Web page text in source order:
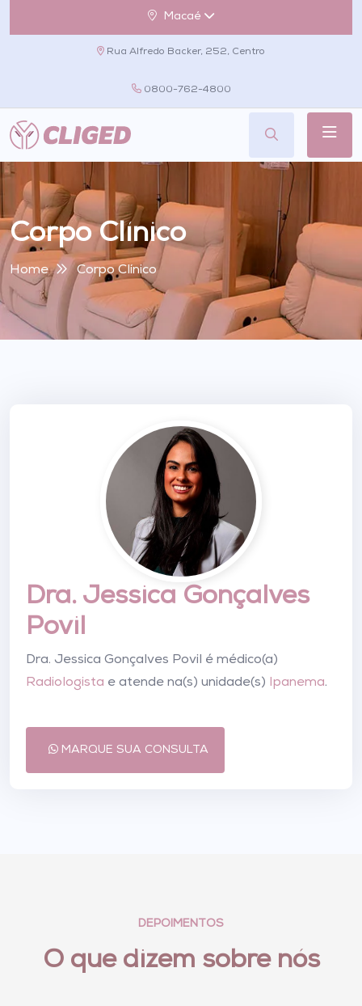
Macaé
Rua Alfredo Backer, 252, Centro
0800-762-4800
Corpo Clínico
Home Corpo Clínico
Dra. Jessica Gonçalves
Povil
Dra. Jessica Gonçalves Povil é médico(a)
Radiologista e atende na(s) unidade(s) Ipanema.
MARQUE SUA CONSULTA
DEPOIMENTOS
O que dizem sobre nós